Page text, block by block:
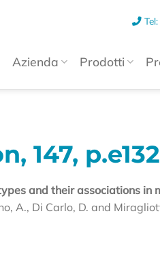
Azienda Prodotti
147,
and their associations in
A., Di Carlo, D. and